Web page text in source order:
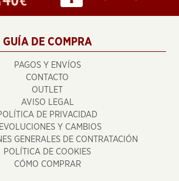
GUÍA DE COMPRA
PAGOS Y ENVÍOS
CONTACTO
OUTLET
AVISO LEGAL
DE PRIVACIDAD
Y CAMBIOS
GENERALES DE CONTRATACIÓN
POLÍTICA DE COOKIES
CÓMO COMPRAR